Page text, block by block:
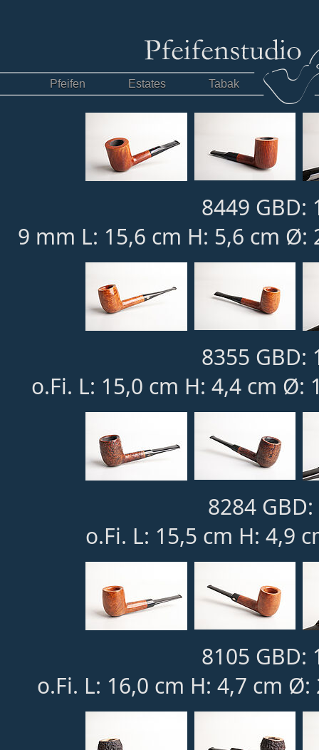
Pfeifen Estates Tabak
8449 GBD:
9 mm L: 15,6 cm H: 5,6 cm
8355 GBD:
o.Fi. L: 15,0 cm H: 4,4 cm Ø:
8284
o.Fi. L: 15,5 cm H: 4,9
8105 GBD:
o.Fi. L: 16,0 cm H: 4,7 cm